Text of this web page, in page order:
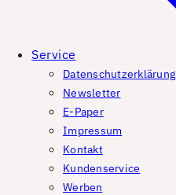
Service
Datenschutzerklärung
Newsletter
E-Paper
Impressum
Kontakt
Kundenservice
Werben